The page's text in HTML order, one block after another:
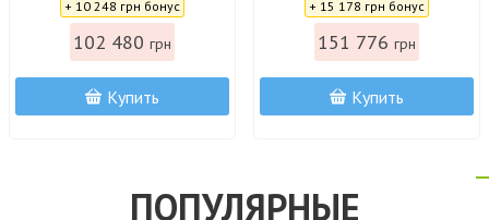
+ 10 248 грн бонус
102 480 грн
Купить
+ 15 178 грн бонус
151 776 грн
Купить
ПОПУЛЯРНЫЕ